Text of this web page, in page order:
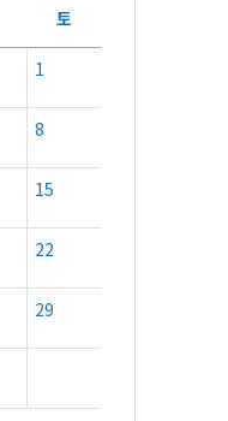
토
1
8
15
22
29